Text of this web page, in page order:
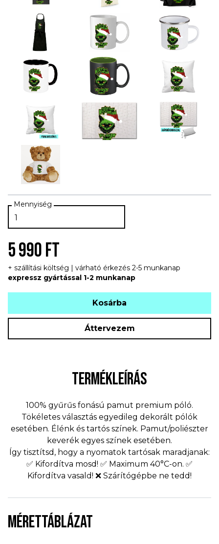
5 990 FT
+ szállítási költség | várható érkezés 2-5 munkanap
expressz gyártással 1-2 munkanap
Kosárba
Áttervezem
TERMÉKLEÍRÁS
100% gyűrűs fonású pamut premium póló.
Tökéletes választás egyedileg dekorált pólók
esetében. Élénk és tartós színek. Pamut/poliészter
keverék egyes színek esetében.
Így tisztítsd, hogy a nyomatok tartósak maradjanak:
✅ Kifordítva mosd! ✅ Maximum 40°C-on. ✅
Kifordítva vasald! ❌ Szárítógépbe ne tedd!
MÉRETTÁBLÁZAT